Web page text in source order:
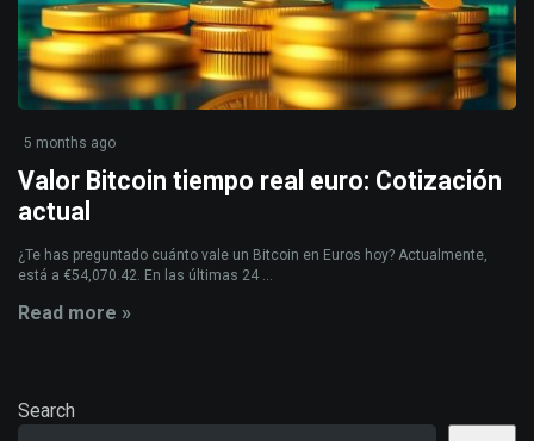
5 months ago
Valor Bitcoin tiempo real euro: Cotización
actual
¿Te has preguntado cuánto vale un Bitcoin en Euros hoy? Actualmente,
está a €54,070.42. En las últimas 24 ...
Read more »
Search